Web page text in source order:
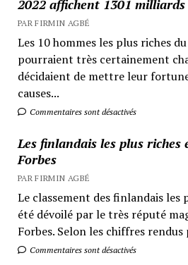
2022 affichent 1301
PAR FIRMIN AGBÉ
Les 10 hommes les plus riches
pourraient très certainement
décidaient de mettre leur
causes...
Commentaires sont désactivés
Les finlandais les plus riches
Forbes
PAR FIRMIN AGBÉ
Le classement des finlandais les
été dévoilé par le très réputé
Forbes. Selon les chiffres rendus
Commentaires sont désactivés